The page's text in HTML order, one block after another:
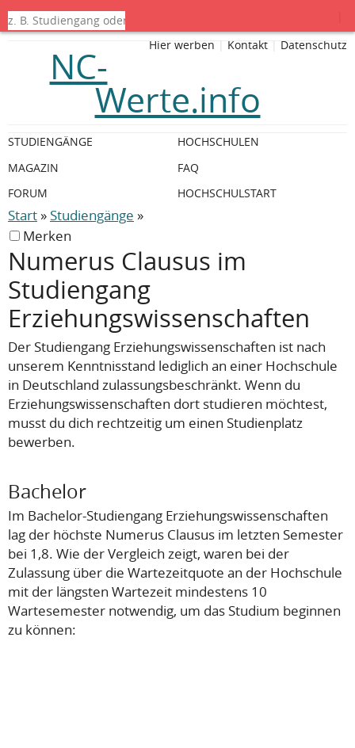
Start » Studiengänge »
Merken
Numerus Clausus im
Studiengang
Erziehungswissenschaften
Der Studiengang Erziehungswissenschaften ist nach
unserem Kenntnisstand lediglich an einer Hochschule
in Deutschland zulassungsbeschränkt. Wenn du
Erziehungswissenschaften dort studieren möchtest,
musst du dich rechtzeitig um einen Studienplatz
bewerben.
Bachelor
Im Bachelor-Studiengang Erziehungswissenschaften
lag der höchste Numerus Clausus im letzten Semester
bei 1,8. Wie der Vergleich zeigt, waren bei der
Zulassung über die Wartezeitquote an der Hochschule
mit der längsten Wartezeit mindestens 10
Wartesemester notwendig, um das Studium beginnen
zu können:
Hier werben | Kontakt | Datenschutz
NC-
Werte.info
STUDIENGÄNGE
HOCHSCHULEN
MAGAZIN
FAQ
FORUM
HOCHSCHULSTART